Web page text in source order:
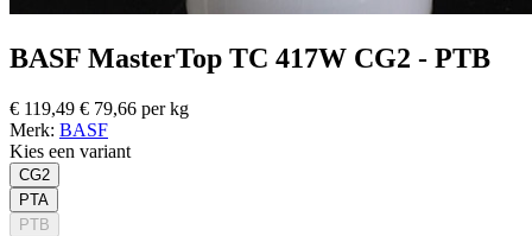
BASF MasterTop TC 417W CG2 - PTB
€ 119,49 € 79,66 per kg
Merk: BASF
Kies een variant
CG2
PTA
PTB